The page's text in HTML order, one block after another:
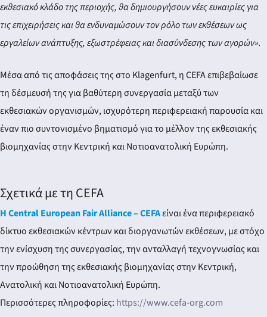
εκθεσιακό κλάδο της περιοχής, θα δημιουργήσουν νέες ευκαιρίες για
τις επιχειρήσεις και θα ενδυναμώσουν τον ρόλο των εκθέσεων ως
εργαλείων ανάπτυξης, εξωστρέφειας και διασύνδεσης των αγορών».
Μέσα από τις αποφάσεις της στο Klagenfurt, η CEFA επιβεβαίωσε
τη δέσμευσή της για βαθύτερη συνεργασία μεταξύ των
εκθεσιακών οργανισμών, ισχυρότερη περιφερειακή παρουσία και
έναν πιο συντονισμένο βηματισμό για το μέλλον της εκθεσιακής
βιομηχανίας στην Κεντρική και Νοτιοανατολική Ευρώπη.
Σχετικά με τη CEFA
Η Central European Fair Alliance – CEFAείναι ένα περιφερειακό
δίκτυο εκθεσιακών κέντρων και διοργανωτών εκθέσεων, με στόχο
την ενίσχυση της συνεργασίας, την ανταλλαγή τεχνογνωσίας και
την προώθηση της εκθεσιακής βιομηχανίας στην Κεντρική,
Ανατολική και Νοτιοανατολική Ευρώπη.
Περισσότερες πληροφορίες: https://www.cefa-org.com